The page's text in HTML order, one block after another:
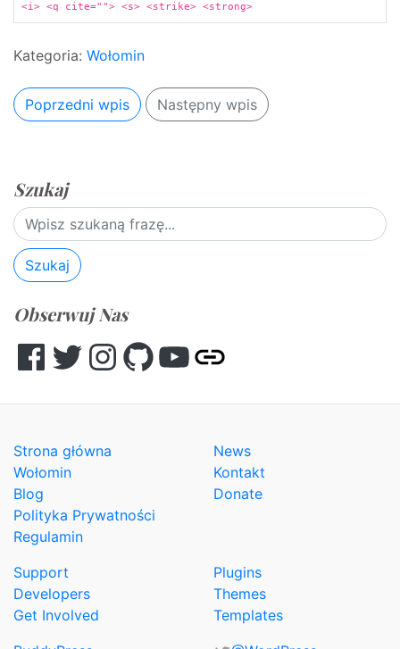
<i> <q cite=""> <s> <strike> <strong>
Kategoria: Wołomin
Poprzedni wpis Następny wpis
Szukaj
Szukaj
Obserwuj Nas
Facebook
TwitterInstagram
GitHubYouTube
Other
Strona główna
Wołomin
Blog
Polityka Prywatności
Regulamin
News
Kontakt
Donate
Support
Developers
Get Involved
Plugins
Themes
Templates